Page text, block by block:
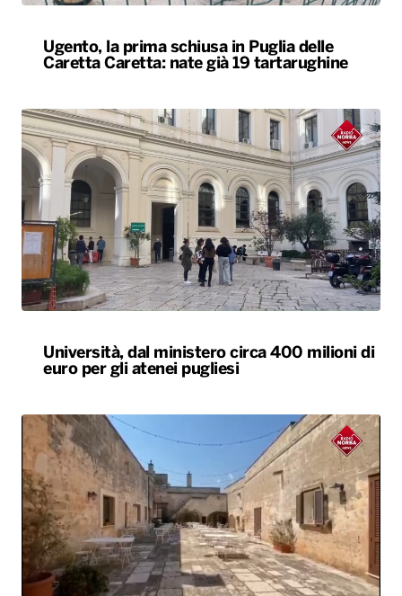
Ugento, la prima schiusa in Puglia delle
Caretta Caretta: nate già 19 tartarughine
Università, dal ministero circa 400 milioni di
euro per gli atenei pugliesi